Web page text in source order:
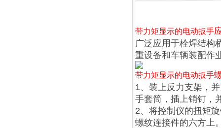
带力矩显示的电动扳手
广泛应用于栓焊结构
重设备和车辆装配作
带力矩显示的电动扳手
1、装上反力支架，
手套筒，插上销钉，
2、将控制仪的扭矩
螺纹连接件的六方上